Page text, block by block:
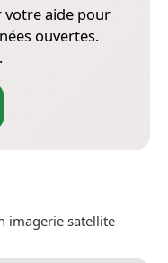
votre aide pour
ouvertes.
imagerie satellite